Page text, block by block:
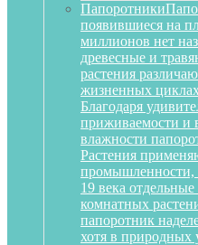
Папоротники
появившиеся на
миллионов нет
древесные и
растения
жизненных
Благодаря
приживаемости и
влажности
Растения
промышленности,
19 века
комнатных
папоротник
хотя в природных